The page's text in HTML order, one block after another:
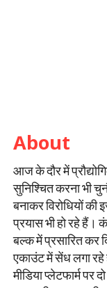
About
आज के दौर में
सुनिश्चित करना भी
बनाकर विरोधियों
प्रयास भी हो रहे हैं।
बल्क में प्रसारित कर
एकाउंट में सेंध लगा
मीडिया प्लेटफार्म पर